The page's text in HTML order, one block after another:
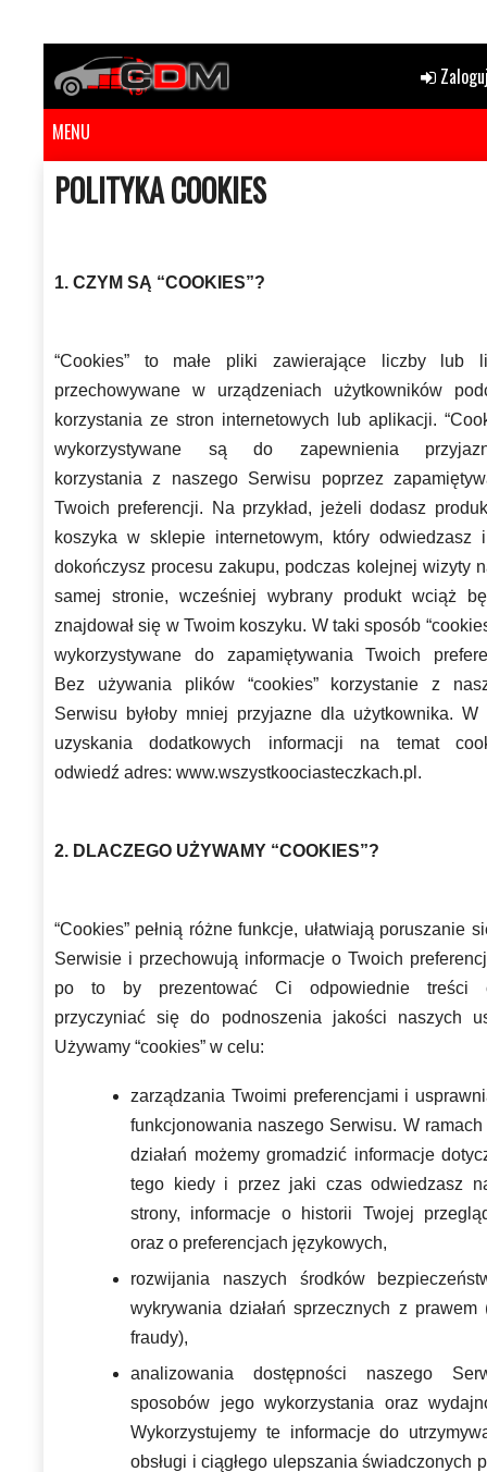
MENU
POLITYKA COOKIES
1. CZYM SĄ “COOKIES”?
“Cookies” to małe pliki zawierające liczby lub
przechowywane w urządzeniach użytkowników
korzystania ze stron internetowych lub aplikacji.
wykorzystywane są do zapewnienia
korzystania z naszego Serwisu poprzez
Twoich preferencji. Na przykład, jeżeli dodasz
koszyka w sklepie internetowym, który odwiedzasz
dokończysz procesu zakupu, podczas kolejnej wizyty
samej stronie, wcześniej wybrany produkt wciąż
znajdował się w Twoim koszyku. W taki sposób
wykorzystywane do zapamiętywania Twoich
Bez używania plików “cookies” korzystanie z
Serwisu byłoby mniej przyjazne dla użytkownika. W
uzyskania dodatkowych informacji na temat
odwiedź adres: www.wszystkoociasteczkach.pl.
2. DLACZEGO UŻYWAMY “COOKIES”?
“Cookies” pełnią różne funkcje, ułatwiają poruszanie
Serwisie i przechowują informacje o Twoich
po to by prezentować Ci odpowiednie treści
przyczyniać się do podnoszenia jakości naszych
Używamy “cookies” w celu:
zarządzania Twoimi preferencjami i
funkcjonowania naszego Serwisu. W ramach
działań możemy gromadzić informacje
tego kiedy i przez jaki czas odwiedzasz
strony, informacje o historii Twojej
oraz o preferencjach językowych,
rozwijania naszych środków
wykrywania działań sprzecznych z prawem
fraudy),
analizowania dostępności naszego
sposobów jego wykorzystania oraz
Wykorzystujemy te informacje do
obsługi i ciągłego ulepszania świadczonych